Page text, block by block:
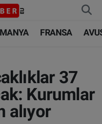
FRANSA
37
Kurumlar
alıyor
Fikstür